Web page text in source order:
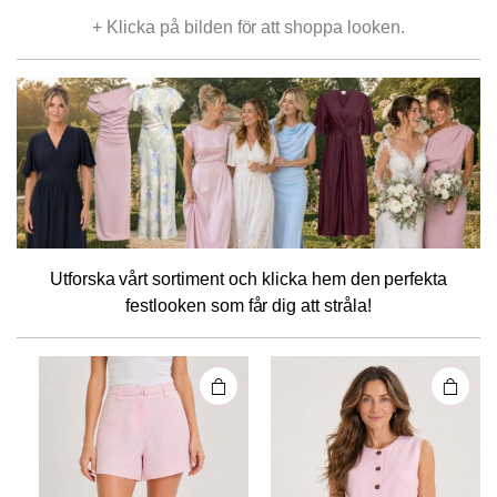
+ Klicka på bilden för att shoppa looken.
Utforska vårt sortiment och klicka hem den perfekta
festlooken som får dig att stråla!
Den här
produkten
varianter.
De olika
alternativen
kan väljas på
produktsidan
Den här
varianter.
De olika
alternativen
kan väljas på
produktsidan